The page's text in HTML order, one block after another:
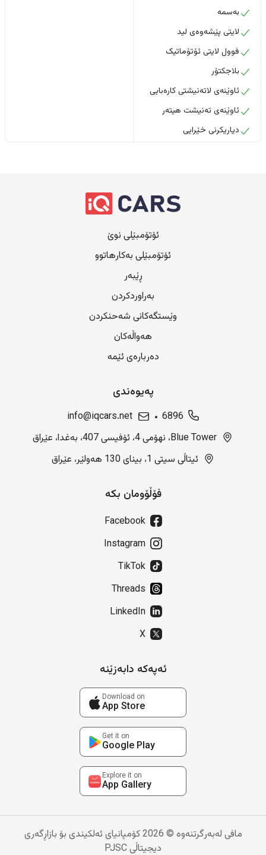
بەسمە
لایتی پێشەوەی لید
فوول لایتی ئۆتۆماتیک
بلاجکتۆر
ئاوێنەی لاتەنیشتی کارەبایی
ئاوێنەی تەنیشت هیتەر
دیاریکرنی خێرایی
ئۆتۆمبێلی نوێ
ئۆتۆمبێلی بەکارهاتوو
ڕێبەر
بەراوردکردن
وێستگەکانی شەحنکردن
هەواڵەکان
دەربارەی ئێمە
پەیوەندی
6896
info@iqcars.net
Blue Tower، نهۆمی 4، ئۆفیسی 407، بەغدا، عێراق
ئیتاڵی سیتی 1، بینای 130 هەولێر، عێراق
فۆڵۆومان بکە
Facebook
Instagram
TikTok
Threads
LinkedIn
X
ئەپەکە دابەزێنە
Download on
App Store
Get it on
Google Play
Explore it on
App Gallery
مافی لەبەرگرتنەوە © 2026 کۆمپانیای ئەلکیندی بۆ بازاڕگەری
دیجیتاڵی PJSC